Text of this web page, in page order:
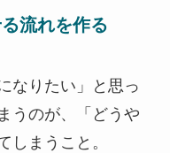
流れを作る
なりたい」と思っ
うのが、「どうや
しまうこと。